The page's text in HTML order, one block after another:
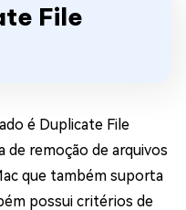
File
é Duplicate File
de remoção de arquivos
que também suporta
possui critérios de